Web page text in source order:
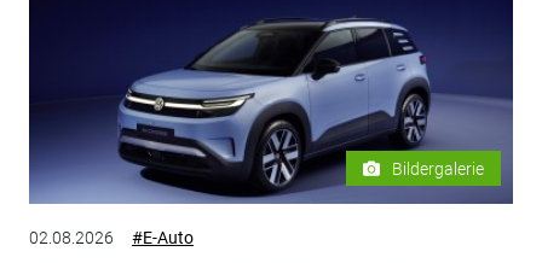
Bildergalerie
02.08.2026 #E-Auto